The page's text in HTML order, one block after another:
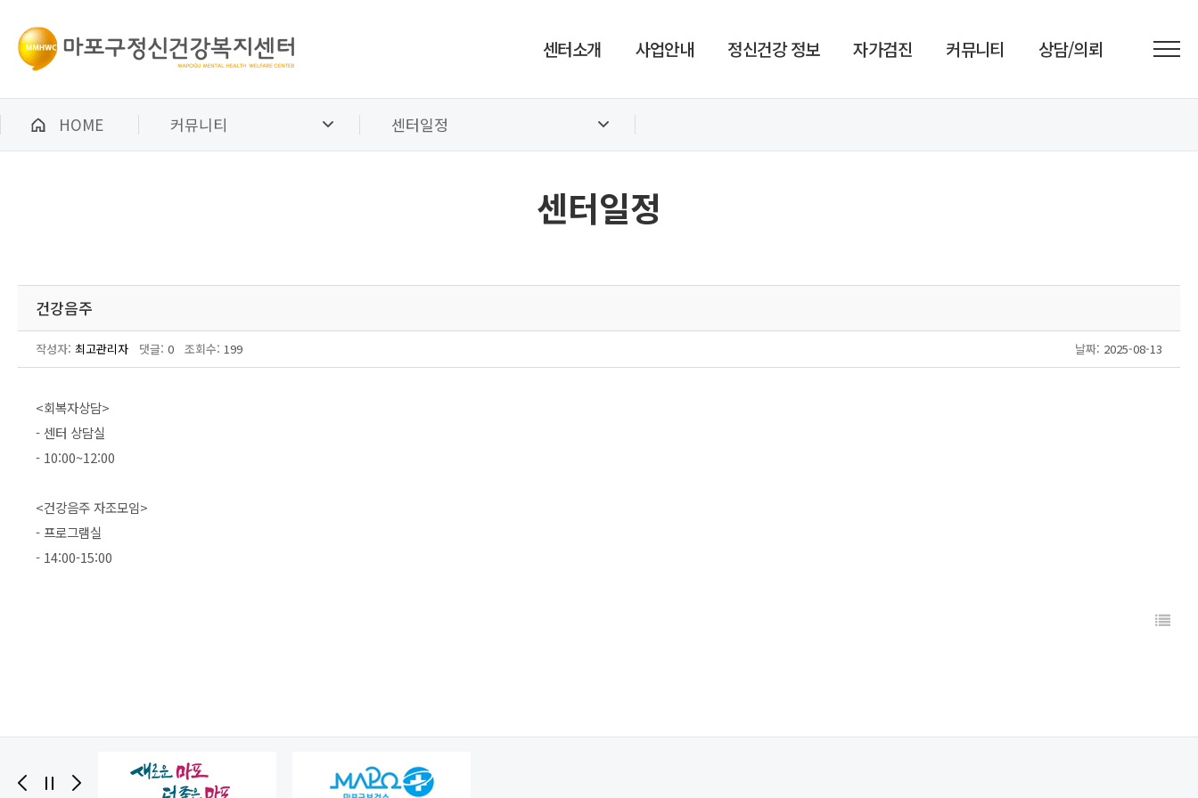
센터소개 사업안내 정신건강 정보 자가검진 커뮤니티 상담/의뢰
HOME 커뮤니티 센터일정
센터일정
건강음주
작성자: 최고관리자 댓글: 0 조회수: 199 날짜: 2025-08-13
<회복자상담>
- 센터 상담실
- 10:00~12:00
<건강음주 자조모임>
- 프로그램실
- 14:00-15:00